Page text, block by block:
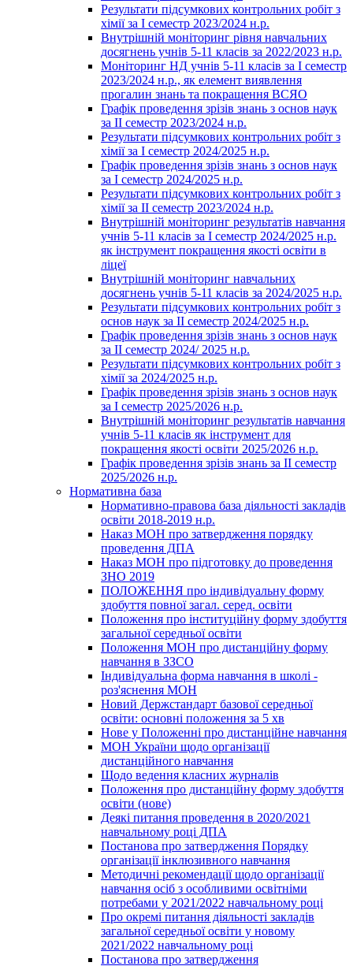
Результати підсумкових контрольних робіт з
хімії за І семестр 2023/2024 н.р.
Внутрішній моніторинг рівня навчальних
досягнень учнів 5-11 класів за 2022/2023 н.р.
Моніторинг НД учнів 5-11 класів за І семестр
2023/2024 н.р., як елемент виявлення
прогалин знань та покращення ВСЯО
Графік проведення зрізів знань з основ наук
за ІІ семестр 2023/2024 н.р.
Результати підсумкових контрольних робіт з
хімії за І семестр 2024/2025 н.р.
Графік проведення зрізів знань з основ наук
за І семестр 2024/2025 н.р.
Результати підсумкових контрольних робіт з
хімії за ІІ семестр 2023/2024 н.р.
Внутрішній моніторинг результатів навчання
учнів 5-11 класів за І семестр 2024/2025 н.р.
як інструмент покращення якості освіти в
ліцеї
Внутрішній моніторинг навчальних
досягнень учнів 5-11 класів за 2024/2025 н.р.
Результати підсумкових контрольних робіт з
основ наук за ІІ семестр 2024/2025 н.р.
Графік проведення зрізів знань з основ наук
за ІІ семестр 2024/ 2025 н.р.
Результати підсумкових контрольних робіт з
хімії за 2024/2025 н.р.
Графік проведення зрізів знань з основ наук
за І семестр 2025/2026 н.р.
Внутрішній моніторинг результатів навчання
учнів 5-11 класів як інструмент для
покращення якості освіти 2025/2026 н.р.
Графік проведення зрізів знань за ІІ семестр
2025/2026 н.р.
Нормативна база
Нормативно-правова база діяльності закладів
освіти 2018-2019 н.р.
Наказ МОН про затвердження порядку
проведення ДПА
Наказ МОН про підготовку до проведення
ЗНО 2019
ПОЛОЖЕННЯ про індивідуальну форму
здобуття повної загал. серед. освіти
Положення про інституційну форму здобуття
загальної середньої освіти
Положення МОН про дистанційну форму
навчання в ЗЗСО
Індивідуальна форма навчання в школі -
роз'яснення МОН
Новий Держстандарт базової середньої
освіти: основні положення за 5 хв
Нове у Положенні про дистанційне навчання
МОН України щодо організації
дистанційного навчання
Щодо ведення класних журналів
Положення про дистанційну форму здобуття
освіти (нове)
Деякі питання проведення в 2020/2021
навчальному році ДПА
Постанова про затвердження Порядку
організації інклюзивного навчання
Методичні рекомендації щодо організації
навчання осіб з особливими освітніми
потребами у 2021/2022 навчальному році
Про окремі питання діяльності закладів
загальної середньої освіти у новому
2021/2022 навчальному році
Постанова про затвердження